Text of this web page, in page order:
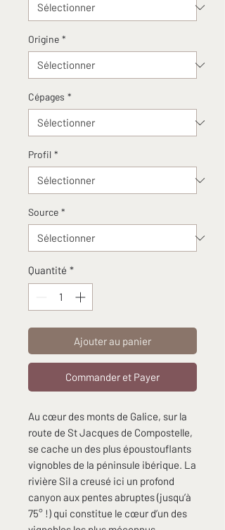
Origine *
Cépages *
Profil *
Source *
Quantité *
Ajouter au panier
Commander et Payer
Au cœur des monts de Galice, sur la
route de St Jacques de Compostelle,
se cache un des plus époustouflants
vignobles de la péninsule ibérique. La
rivière Sil a creusé ici un profond
canyon aux pentes abruptes (jusqu’à
75° !) qui constitue le cœur d’un des